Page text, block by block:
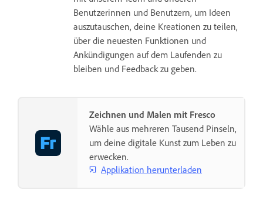
Benutzerinnen und Benutzern, um Ideen
auszutauschen, deine Kreationen zu teilen,
über die neuesten Funktionen und
Ankündigungen auf dem Laufenden zu
bleiben und Feedback zu geben.
Zeichnen und Malen mit Fresco
Wähle aus mehreren Tausend Pinseln,
um deine digitale Kunst zum Leben zu
erwecken.
Applikation herunterladen